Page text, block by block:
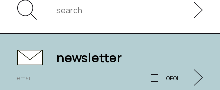
newsletter
ΟΡΟΙ